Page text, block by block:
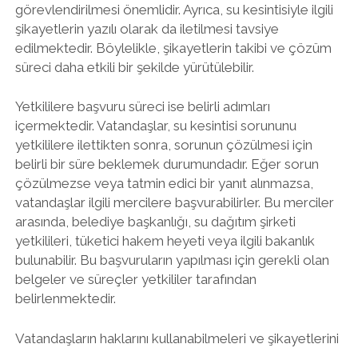
görevlendirilmesi önemlidir. Ayrıca, su kesintisiyle ilgili
şikayetlerin yazılı olarak da iletilmesi tavsiye
edilmektedir. Böylelikle, şikayetlerin takibi ve çözüm
süreci daha etkili bir şekilde yürütülebilir.
Yetkililere başvuru süreci ise belirli adımları
içermektedir. Vatandaşlar, su kesintisi sorununu
yetkililere ilettikten sonra, sorunun çözülmesi için
belirli bir süre beklemek durumundadır. Eğer sorun
çözülmezse veya tatmin edici bir yanıt alınmazsa,
vatandaşlar ilgili mercilere başvurabilirler. Bu merciler
arasında, belediye başkanlığı, su dağıtım şirketi
yetkilileri, tüketici hakem heyeti veya ilgili bakanlık
bulunabilir. Bu başvuruların yapılması için gerekli olan
belgeler ve süreçler yetkililer tarafından
belirlenmektedir.
Vatandaşların haklarını kullanabilmeleri ve şikayetlerini